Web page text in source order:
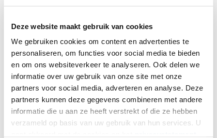
Deze website maakt gebruik van cookies
We gebruiken cookies om content en advertenties te
personaliseren, om functies voor social media te bieden
en om ons websiteverkeer te analyseren. Ook delen we
informatie over uw gebruik van onze site met onze
partners voor social media, adverteren en analyse. Deze
partners kunnen deze gegevens combineren met andere
informatie die u aan ze heeft verstrekt of die ze hebben
verzameld op basis van uw gebruik van hun services. U
gepubliceerd.
Naam*
E-mail*